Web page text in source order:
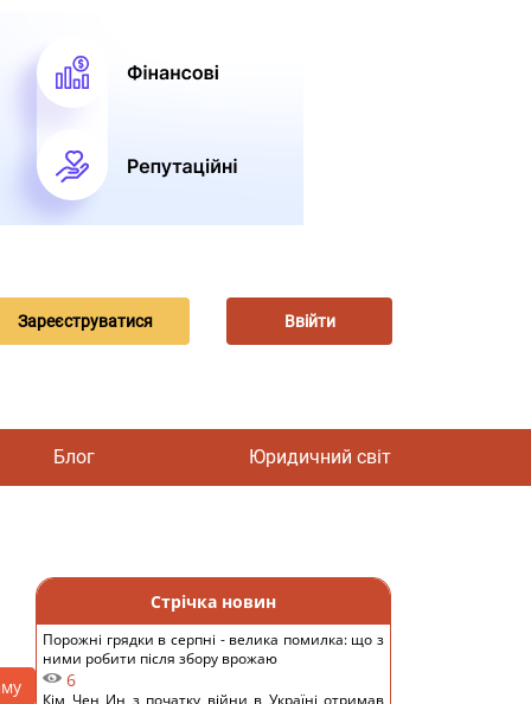
Зареєструватися Ввійти
Блог Юридичний світ
Стрічка новин
Порожні грядки в серпні - велика помилка: що з
ними робити після збору врожаю
6
Кім Чен Ин з початку війни в Україні отримав